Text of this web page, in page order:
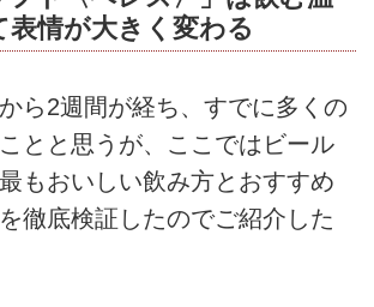
表情が大きく変わる
ら2週間が経ち、すでに多くの
とと思うが、ここではビール
もおいしい飲み方とおすすめ
徹底検証したのでご紹介した